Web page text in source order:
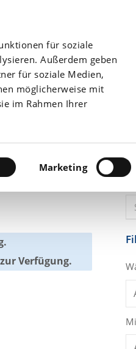
für soziale
Außerdem geben
für soziale Medien,
möglicherweise mit
im Rahmen Ihrer
Marketing
Nährstoffe Düngung
Verfügung.